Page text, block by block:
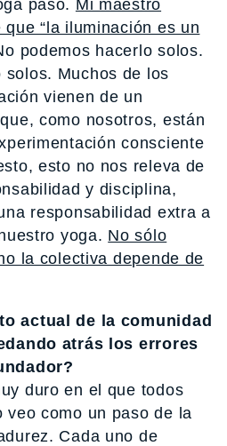
pasó. Mi maestro
“la iluminación es un
podemos hacerlo solos.
solos. Muchos de los
vienen de un
como nosotros, están
consciente
esto no nos releva de
y disciplina,
responsabilidad extra a
yoga. No sólo
la colectiva depende de
actual de la comunidad
atrás los errores
duro en el que todos
veo como un paso de la
Cada uno de